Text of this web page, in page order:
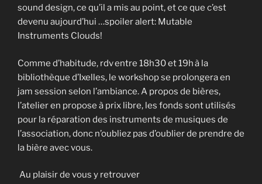
sound design, ce qu’il a mis au point, et ce que c’est
devenu aujourd’hui …spoiler alert: Mutable
Instruments Clouds!
Comme d’habitude, rdv entre 18h30 et 19h à la
bibliothèque d’Ixelles, le workshop se prolongera en
jam session selon l’ambiance. A propos de bières,
l’atelier en propose à prix libre, les fonds sont utilisés
pour la réparation des instruments de musiques de
l’association, donc n’oubliez pas d’oublier de prendre de
la bière avec vous.
Au plaisir de vous y retrouver